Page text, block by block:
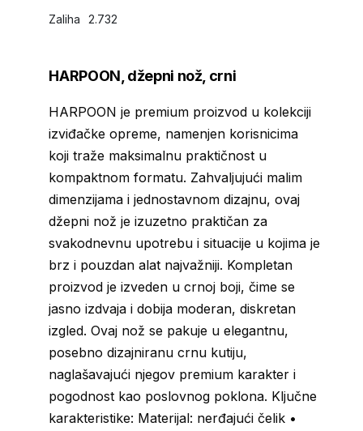
Zaliha 2.732
HARPOON, džepni nož, crni
HARPOON je premium proizvod u kolekciji
izviđačke opreme, namenjen korisnicima
koji traže maksimalnu praktičnost u
kompaktnom formatu. Zahvaljujući malim
dimenzijama i jednostavnom dizajnu, ovaj
džepni nož je izuzetno praktičan za
svakodnevnu upotrebu i situacije u kojima je
brz i pouzdan alat najvažniji. Kompletan
proizvod je izveden u crnoj boji, čime se
jasno izdvaja i dobija moderan, diskretan
izgled. Ovaj nož se pakuje u elegantnu,
posebno dizajniranu crnu kutiju,
naglašavajući njegov premium karakter i
pogodnost kao poslovnog poklona. Ključne
karakteristike: Materijal: nerđajući čelik •